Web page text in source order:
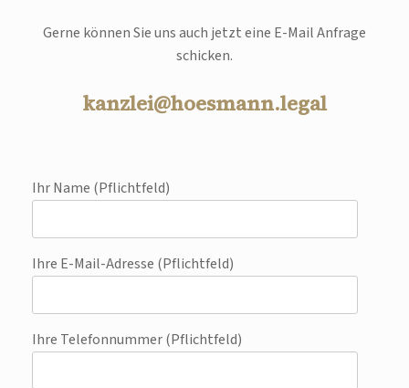
Gerne können Sie uns auch jetzt eine E-Mail Anfrage
schicken.
kanzlei@hoesmann.legal
Ihr Name (Pflichtfeld)
Ihre E-Mail-Adresse (Pflichtfeld)
Ihre Telefonnummer (Pflichtfeld)